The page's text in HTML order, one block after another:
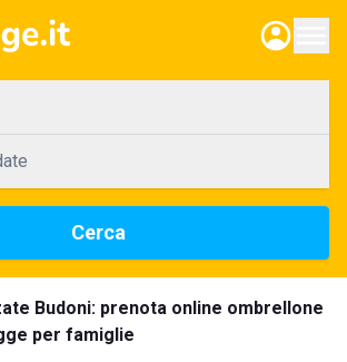
Cerca
Budoni: prenota online ombrellone
per famiglie